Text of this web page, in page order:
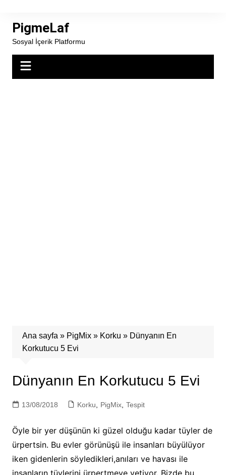
contentPigmeLaf
Sosyal İçerik Platformu
Ana sayfa » PigMix» Korku » Dünyanın En
Korkutucu 5 Evi
Dünyanın En Korkutucu 5 Evi
13/08/2018 Korku PigMix, Tespit
Öyle bir yer düşünün ki güzel olduğu kadar tüyler de
ürpertsin. Bu evler görünüşü ile insanları büyülüyor
iken gidenlerin söyledikleri,anıları ve havası ile
insanların tüylerini ürpertmeye yetiyor. Bizde bu